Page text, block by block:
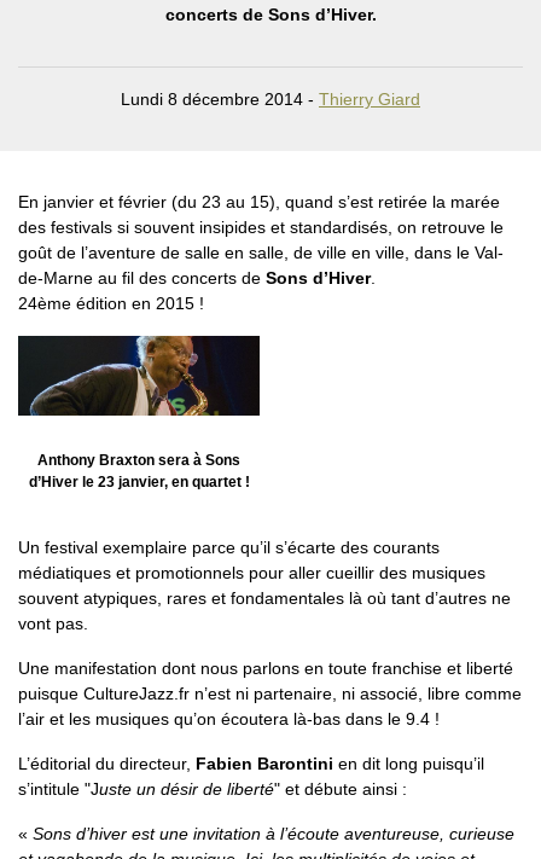
concerts de Sons d’Hiver.
Lundi 8 décembre 2014 - Thierry Giard
En janvier et février (du 23 au 15), quand s’est retirée la marée
des festivals si souvent insipides et standardisés, on retrouve le
goût de l’aventure de salle en salle, de ville en ville, dans le Val-
de-Marne au fil des concerts de Sons d’Hiver.
24ème édition en 2015 !
Anthony Braxton sera à Sons
d’Hiver le 23 janvier, en quartet !
Un festival exemplaire parce qu’il s’écarte des courants
médiatiques et promotionnels pour aller cueillir des musiques
souvent atypiques, rares et fondamentales là où tant d’autres ne
vont pas.
Une manifestation dont nous parlons en toute franchise et liberté
puisque CultureJazz.fr n’est ni partenaire, ni associé, libre comme
l’air et les musiques qu’on écoutera là-bas dans le 9.4 !
L’éditorial du directeur, Fabien Barontini en dit long puisqu’il
s’intitule "Juste un désir de liberté" et débute ainsi :
« Sons d’hiver est une invitation à l’écoute aventureuse, curieuse